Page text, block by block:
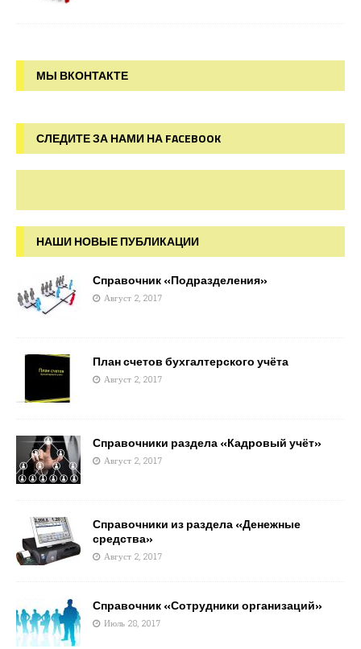
МЫ ВКОНТАКТЕ
СЛЕДИТЕ ЗА НАМИ НА FACEBOOK
НАШИ НОВЫЕ ПУБЛИКАЦИИ
Справочник «Подразделения»
Август 2, 2017
План счетов бухгалтерского учёта
Август 2, 2017
Справочники раздела «Кадровый учёт»
Август 2, 2017
Справочники из раздела «Денежные
средства»
Август 2, 2017
Справочник «Сотрудники организаций»
Июль 28, 2017